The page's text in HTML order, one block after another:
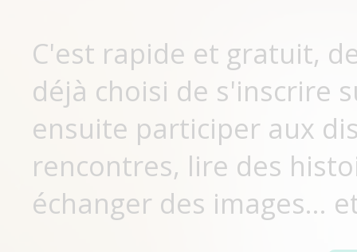
C'est rapide et gratuit,
déjà choisi de s'inscrire
ensuite participer aux
rencontres, lire des
échanger des images...